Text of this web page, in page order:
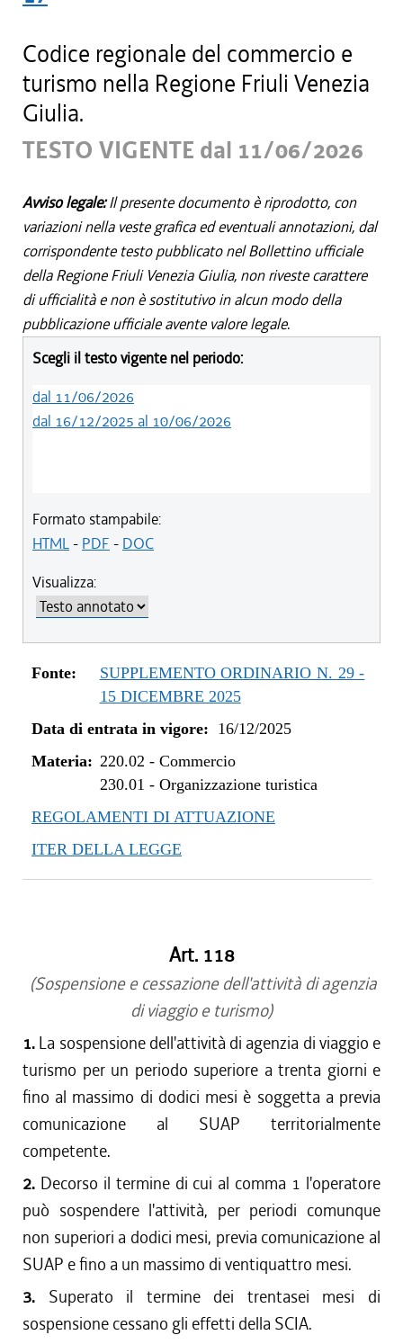
Codice regionale del commercio e
turismo nella Regione Friuli Venezia
Giulia.
TESTO VIGENTE dal 11/06/2026
Avviso legale:Il presente documento è riprodotto, con
variazioni nella veste grafica ed eventuali annotazioni, dal
corrispondente testo pubblicato nel Bollettino ufficiale
della Regione Friuli Venezia Giulia, non riveste carattere
di ufficialità e non è sostitutivo in alcun modo della
pubblicazione ufficiale avente valore legale.
Scegli il testo vigente nel periodo:
dal 11/06/2026
dal 16/12/2025 al 10/06/2026
Formato stampabile:
HTML- PDF - DOC
Visualizza:
Fonte:
SUPPLEMENTO ORDINARIO N. 29 -
15 DICEMBRE 2025
Data di entrata in vigore: 16/12/2025
Materia: 220.02 - Commercio
230.01 - Organizzazione turistica
REGOLAMENTI DI ATTUAZIONE
ITER DELLA LEGGE
Art. 118
(Sospensione e cessazione dell'attività di agenzia
di viaggio e turismo)
1. La sospensione dell'attività di agenzia di viaggio e
turismo per un periodo superiore a trenta giorni e
fino al massimo di dodici mesi è soggetta a previa
comunicazione al SUAP territorialmente
competente.
2. Decorso il termine di cui al comma 1 l'operatore
può sospendere l'attività, per periodi comunque
non superiori a dodici mesi, previa comunicazione al
SUAP e fino a un massimo di ventiquattro mesi.
3. Superato il termine dei trentasei mesi di
sospensione cessano gli effetti della SCIA.